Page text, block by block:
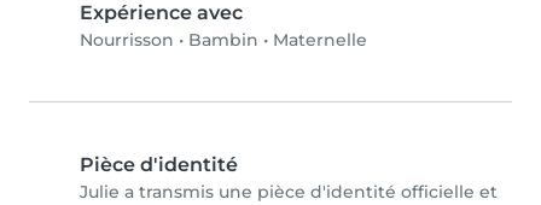
Expérience avec
Nourrisson • Bambin • Maternelle
Pièce d'identité
Julie a transmis une pièce d'identité officielle et